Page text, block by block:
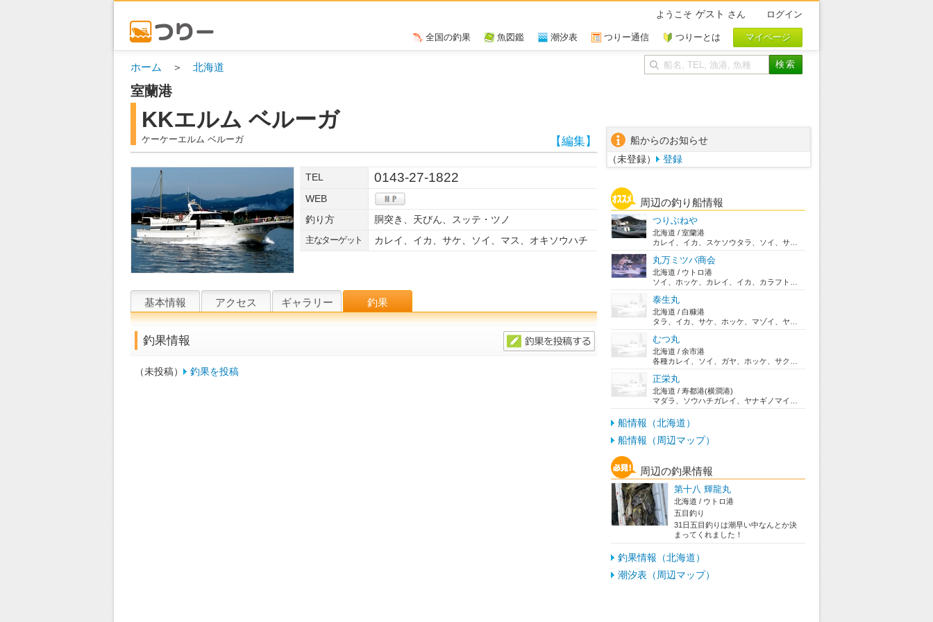
ようこそ ゲスト さん ログイン
つりーとは
つりー通信
潮汐表
魚図鑑
全国の釣果
ホーム ＞ 北海道
室蘭港
KKエルム ベルーガ
ケーケーエルム ベルーガ 【編集】
TEL 0143-27-1822
WEB
釣り方
胴突き、天びん、スッテ・ツノ
主なターゲット カレイ、イカ、サケ、ソイ、マス、オキソウハチ
基本情報 アクセス ギャラリー 釣果
釣果情報
（未投稿） 釣果を投稿
船からのお知らせ
（未登録）
登録
周辺の釣り船情報
つりぶねや
北海道 / 室蘭港
丸万ミツバ商会
北海道 / ウトロ港
泰生丸
北海道 / 白糠港
むつ丸
北海道 / 余市港
正栄丸
北海道 / 寿都港(横澗港)
船情報（北海道）
船情報（周辺マップ）
周辺の釣果情報
第十八 輝龍丸
北海道 / ウトロ港
五目釣り
31日五目釣りは潮早い中なんとか決
まってくれました！
釣果情報（北海道）
潮汐表（周辺マップ）